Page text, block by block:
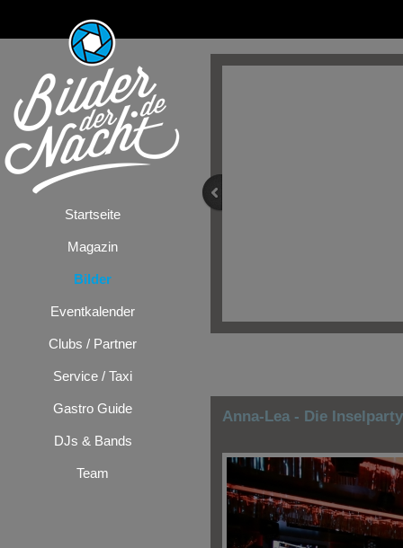
Startseite
Magazin
Bilder
Eventkalender
Clubs / Partner
Service / Taxi
Gastro Guide
DJs & Bands
Team
Anna-Lea - Die